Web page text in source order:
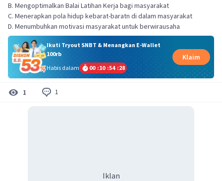
B. Mengoptimalkan Balai Latihan Kerja bagi masyarakat
C. Menerapkan pola hidup kebarat-baratn di dalam masyarakat
Ikuti Tryout SNBT & Menangkan E-Wallet
100rb
Habis dalam
00 :10 :54 :27
Klaim
1 1
Iklan